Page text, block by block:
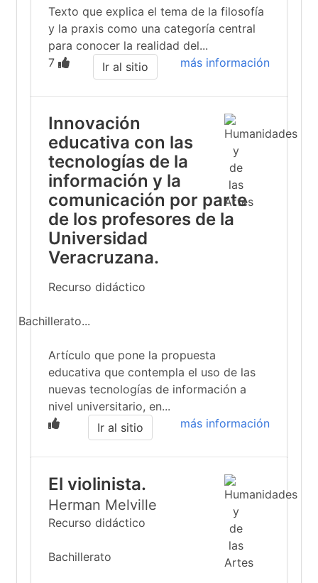
Texto que explica el tema de la filosofía
y la praxis como una categoría central
para conocer la realidad del...
7
más información
Ir al sitio
Innovación
educativa con las
tecnologías de la
información y la
comunicación por parte
de los profesores de la
Universidad
Veracruzana.
Recurso didáctico
Bachillerato...
Artículo que pone la propuesta
educativa que contempla el uso de las
nuevas tecnologías de información a
nivel universitario, en...
más información
Ir al sitio
El violinista.
Herman Melville
Recurso didáctico
Bachillerato